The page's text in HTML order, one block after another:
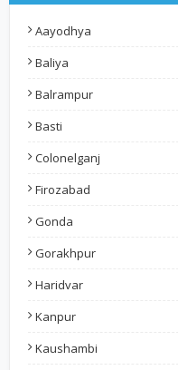
Aayodhya
Baliya
Balrampur
Basti
Colonelganj
Firozabad
Gonda
Gorakhpur
Haridvar
Kanpur
Kaushambi